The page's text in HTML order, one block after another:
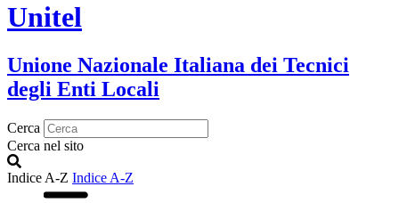
Unitel
Unione Nazionale Italiana dei Tecnici
degli Enti Locali
Cerca
Cerca nel sito
Indice A-Z Indice A-Z